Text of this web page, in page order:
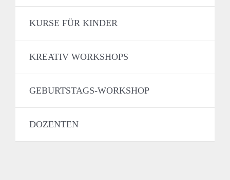
KURSE FÜR KINDER
KREATIV WORKSHOPS
GEBURTSTAGS-WORKSHOP
DOZENTEN